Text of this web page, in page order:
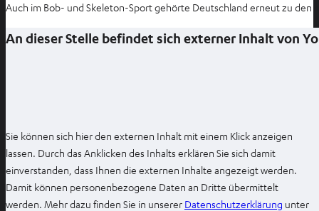
n
Auch im Bob- und Skeleton-Sport gehörte Deutschland erneut zu den
An dieser Stelle befindet sich externer Inhalt von
Sie können sich hier den externen Inhalt mit einem Klick anzeigen
lassen. Durch das Anklicken des Inhalts erklären Sie sich damit
einverstanden, dass Ihnen die externen Inhalte angezeigt werden.
Damit können personenbezogene Daten an Dritte übermittelt
werden. Mehr dazu finden Sie in unserer Datenschutzerklärung unter